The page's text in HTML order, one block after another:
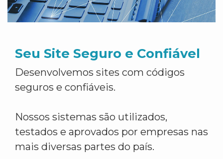
Seu Site Seguro e Confiável
Desenvolvemos sites com códigos
seguros e confiáveis.
Nossos sistemas são utilizados,
testados e aprovados por empresas nas
mais diversas partes do país.